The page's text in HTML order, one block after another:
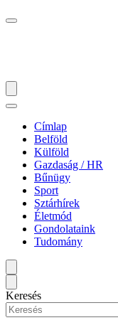
Címlap
Belföld
Külföld
Gazdaság / HR
Bűnügy
Sport
Sztárhírek
Életmód
Gondolataink
Tudomány
Keresés